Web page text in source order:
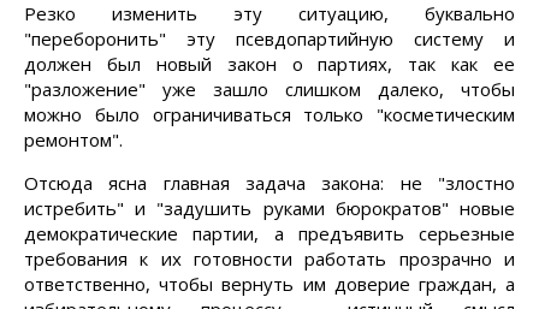
Резко изменить эту ситуацию, буквально
"переборонить" эту псевдопартийную систему и
должен был новый закон о партиях, так как ее
"разложение" уже зашло слишком далеко, чтобы
можно было ограничиваться только "косметическим
ремонтом".
Отсюда ясна главная задача закона: не "злостно
истребить" и "задушить руками бюрократов" новые
демократические партии, а предъявить серьезные
требования к их готовности работать прозрачно и
ответственно, чтобы вернуть им доверие граждан, а